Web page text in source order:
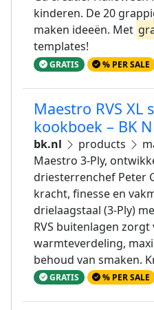
kinderen. De 20
maken ideeën. Met
templates!
GRATIS % PER SALE
Maestro RVS XL
kookboek – BK
bk.nl products
Maestro 3-Ply,
driesterrenchef Peter
kracht, finesse en
drielaagstaal (3-Ply)
RVS buitenlagen
warmteverdeling,
behoud van smaken.
GRATIS % PER SALE